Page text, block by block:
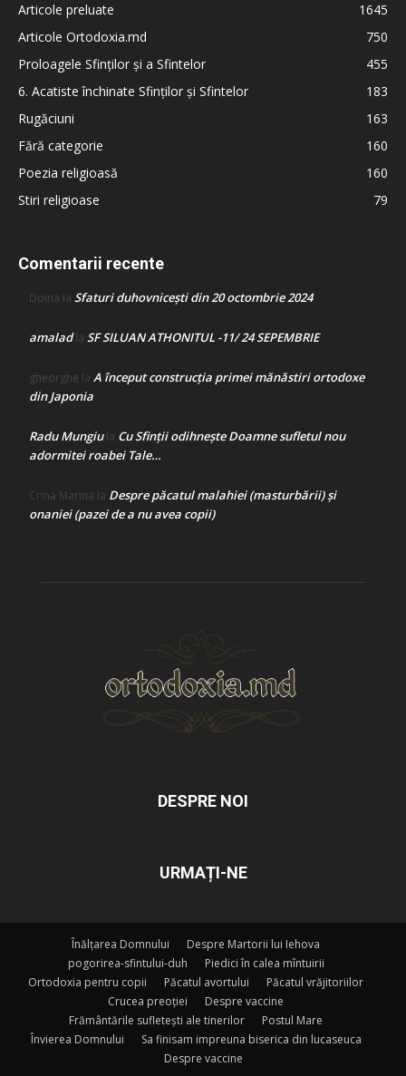
Articole preluate
1645
Articole Ortodoxia.md
750
Proloagele Sfinților și a Sfintelor
455
6. Acatiste închinate Sfinților și Sfintelor
183
Rugăciuni
163
Fără categorie
160
Poezia religioasă
160
Stiri religioase
79
Comentarii recente
Doina la Sfaturi duhovnicești din 20 octombrie 2024
amaladla SF SILUAN ATHONITUL -11/ 24 SEPEMBRIE
gheorghe la A început construcţia primei mănăstiri ortodoxe
din Japonia
Radu Mungiula Cu Sfinții odihnește Doamne sufletul nou
adormitei roabei Tale…
Crina Marina la Despre păcatul malahiei (masturbării) şi
onaniei (pazei de a nu avea copii)
DESPRE NOI
URMAȚI-NE
Înălțarea Domnului
Despre Martorii lui Iehova
pogorirea-sfintului-duh
Piedici în calea mîntuirii
Ortodoxia pentru copii
Păcatul avortului
Păcatul vrăjitoriilor
Crucea preoției
Despre vaccine
Frământările sufletești ale tinerilor
Postul Mare
Învierea Domnului
Sa finisam impreuna biserica din lucaseuca
Despre vaccine